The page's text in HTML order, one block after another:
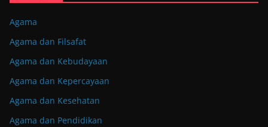
Agama
Agama dan Filsafat
Agama dan Kebudayaan
Agama dan Kepercayaan
Agama dan Kesehatan
Agama dan Pendidikan